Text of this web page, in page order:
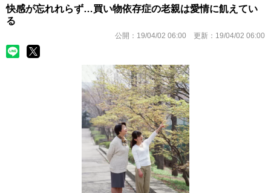
快感が忘れれらず…買い物依存症の老親は愛情に飢えてい
る
公開： 19/04/02 06:00 更新： 19/04/02 06:00